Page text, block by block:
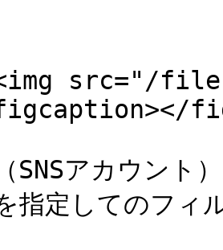
src="/files/
SNSアカウン
指定してのフィ